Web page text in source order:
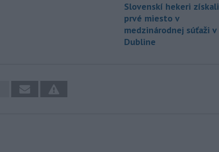
Slovenskí hekeri získali
prvé miesto v
medzinárodnej súťaži v
Dubline